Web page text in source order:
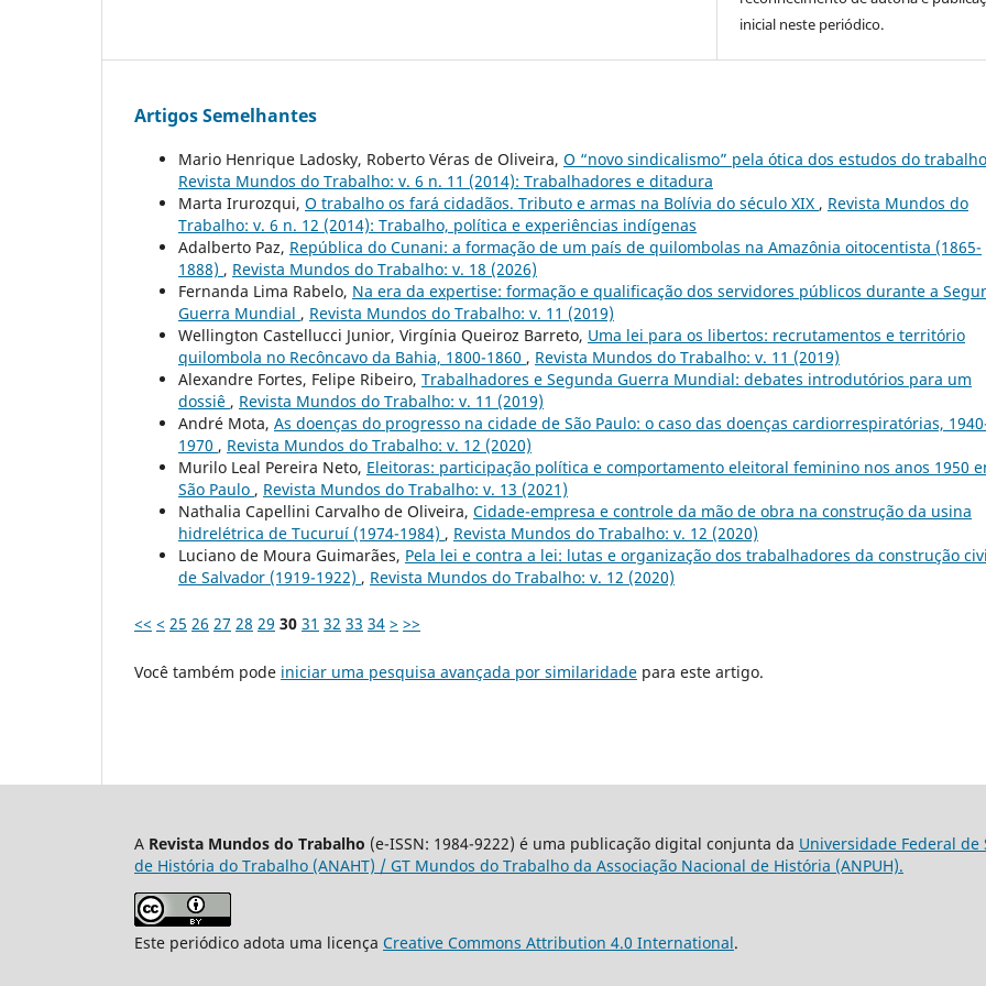
inicial neste periódico.
Artigos Semelhantes
Mario Henrique Ladosky, Roberto Véras de Oliveira, O “novo sindicalismo” pela ótica dos estudos do trabalho
Revista Mundos do Trabalho: v. 6 n. 11 (2014): Trabalhadores e ditadura
Marta Irurozqui, O trabalho os fará cidadãos. Tributo e armas na Bolívia do século XIX , Revista Mundos do
Trabalho: v. 6 n. 12 (2014): Trabalho, política e experiências indígenas
Adalberto Paz, República do Cunani: a formação de um país de quilombolas na Amazônia oitocentista (1865-
1888) , Revista Mundos do Trabalho: v. 18 (2026)
Fernanda Lima Rabelo, Na era da expertise: formação e qualificação dos servidores públicos durante a
Guerra Mundial , Revista Mundos do Trabalho: v. 11 (2019)
Wellington Castellucci Junior, Virgínia Queiroz Barreto, Uma lei para os libertos: recrutamentos e território
quilombola no Recôncavo da Bahia, 1800-1860 , Revista Mundos do Trabalho: v. 11 (2019)
Alexandre Fortes, Felipe Ribeiro, Trabalhadores e Segunda Guerra Mundial: debates introdutórios para um
dossiê , Revista Mundos do Trabalho: v. 11 (2019)
André Mota, As doenças do progresso na cidade de São Paulo: o caso das doenças cardiorrespiratórias,
1970 , Revista Mundos do Trabalho: v. 12 (2020)
Murilo Leal Pereira Neto, Eleitoras: participação política e comportamento eleitoral feminino nos anos 1950
São Paulo , Revista Mundos do Trabalho: v. 13 (2021)
Nathalia Capellini Carvalho de Oliveira, Cidade-empresa e controle da mão de obra na construção da usina
hidrelétrica de Tucuruí (1974-1984) , Revista Mundos do Trabalho: v. 12 (2020)
Luciano de Moura Guimarães, Pela lei e contra a lei: lutas e organização dos trabalhadores da construção
de Salvador (1919-1922) , Revista Mundos do Trabalho: v. 12 (2020)
<< < 25 26 27 28 29 30 31 32 33 34 > >>
Você também pode iniciar uma pesquisa avançada por similaridade para este artigo.
A Revista Mundos do Trabalho (e-ISSN: 1984-9222) é uma publicação digital conjunta da Universidade Federal de
de História do Trabalho (ANAHT) / GT Mundos do Trabalho da Associação Nacional de História (ANPUH).
Este periódico adota uma licença Creative Commons Attribution 4.0 International.